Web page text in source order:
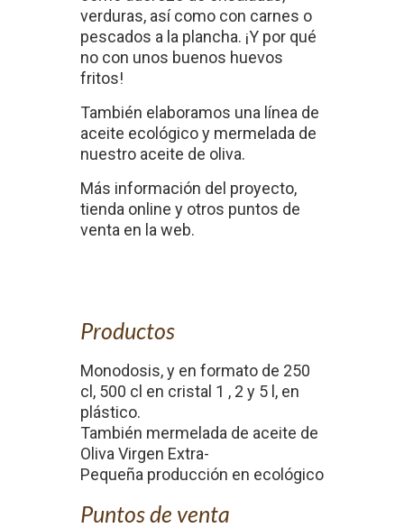
verduras, así como con carnes o
pescados a la plancha. ¡Y por qué
no con unos buenos huevos
fritos!
También elaboramos una línea de
aceite ecológico y mermelada de
nuestro aceite de oliva.
Más información del proyecto,
tienda online y otros puntos de
venta en la web.
Productos
Monodosis, y en formato de 250
cl, 500 cl en cristal 1 , 2 y 5 l, en
plástico.
También mermelada de aceite de
Oliva Virgen Extra-
Pequeña producción en ecológico
Puntos de venta